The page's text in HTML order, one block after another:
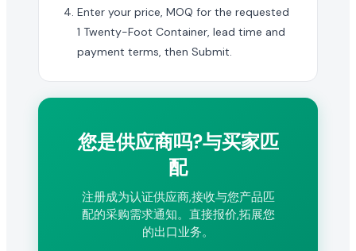
Enter your price, MOQ for the requested
1 Twenty-Foot Container, lead time and
payment terms, then Submit.
您是供应商吗?与买家匹
配
注册成为认证供应商,接收与您产品匹
配的采购需求通知。直接报价,拓展您
的出口业务。